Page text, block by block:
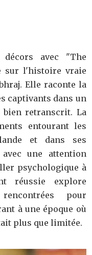
décors avec "The
sur l'histoire vraie
Elle raconte la
captivants dans un
bien retranscrit. La
entourant les
et dans ses
une attention
psychologique à
réussie explore
pour
à une époque où
plus que limitée.